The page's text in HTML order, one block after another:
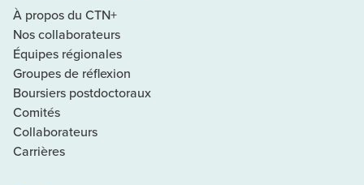
À propos du CTN+
Nos collaborateurs
Équipes régionales
Groupes de réflexion
Boursiers postdoctoraux
Comités
Collaborateurs
Carrières